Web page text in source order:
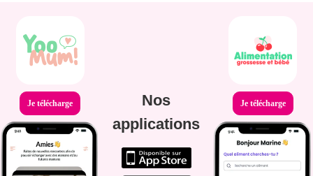
Je télécharge
Nos
applications
Je télécharge